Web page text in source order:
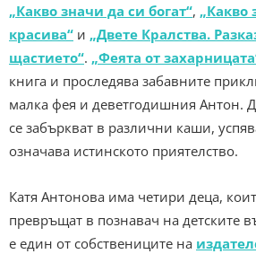
„Какво значи да си богат“, „Какво
красива“ и „Двете Кралства.
щастието“. „Феята от
книга и проследява забавните
малка фея и деветгодишния Антон.
се забъркват в различни каши,
означава истинското приятелство.
Катя Антонова има четири деца,
превръщат в познавач на детските
е един от собствениците на